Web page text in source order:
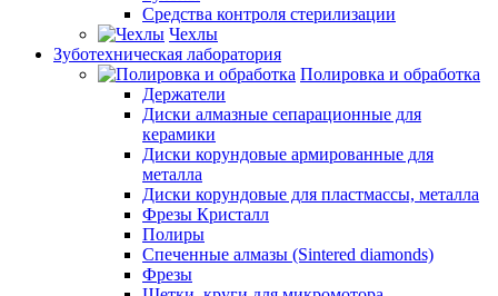
Средства контроля стерилизации
Чехлы
Зуботехническая лаборатория
Полировка и обработка
Держатели
Диски алмазные сепарационные для
керамики
Диски корундовые армированные для
металла
Диски корундовые для пластмассы, металла
Фрезы Кристалл
Полиры
Спеченные алмазы (Sintered diamonds)
Фрезы